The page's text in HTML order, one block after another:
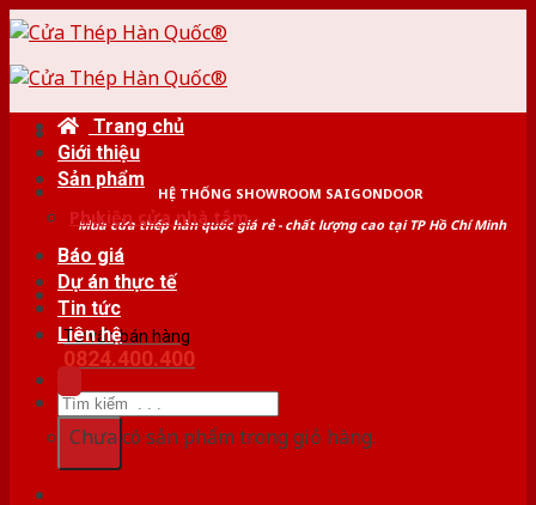
Skip
content
HỆ THỐNG SHOWROOM SAIGONDOOR
Mua cửa thép hàn quốc giá rẻ - chất lượng cao tại TP Hồ Chí Minh
Tư vấn bán hàng
0824.400.400
Tìm
kiếm:
Trang chủ
Giới thiệu
Sản phẩm
Phụ kiện cửa nhà tắm
Báo giá
Dự án thực tế
Tin tức
Liên hệ
Chưa có sản phẩm trong giỏ hàng.